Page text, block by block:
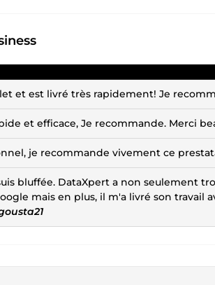
et est livré très rapidement! Je
et efficace, Je recommande. Merci
je recommande vivement ce
suis bluffée. DataXpert a non
mais en plus, il m'a livré son travail